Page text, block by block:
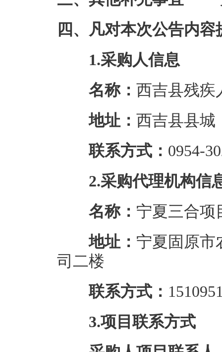
四、凡对本次公告内
1.采购人信息
名称： 西吉县残疾
地址： 西吉县县城
联系方式： 0954-
2.采购代理机构信
名称： 宁夏三合项
地址： 宁夏固原市
司二楼
联系方式：
3.项目联系方式